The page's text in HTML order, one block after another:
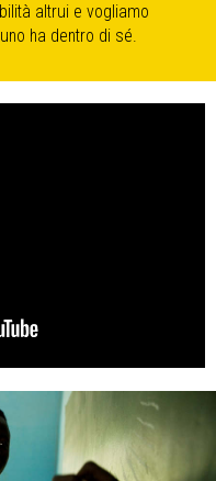
altrui e vogliamo
ha dentro di sé.